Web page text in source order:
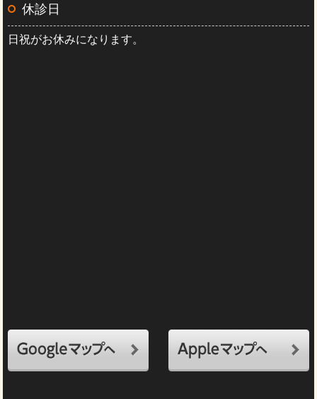
休診日
日祝がお休みになります。